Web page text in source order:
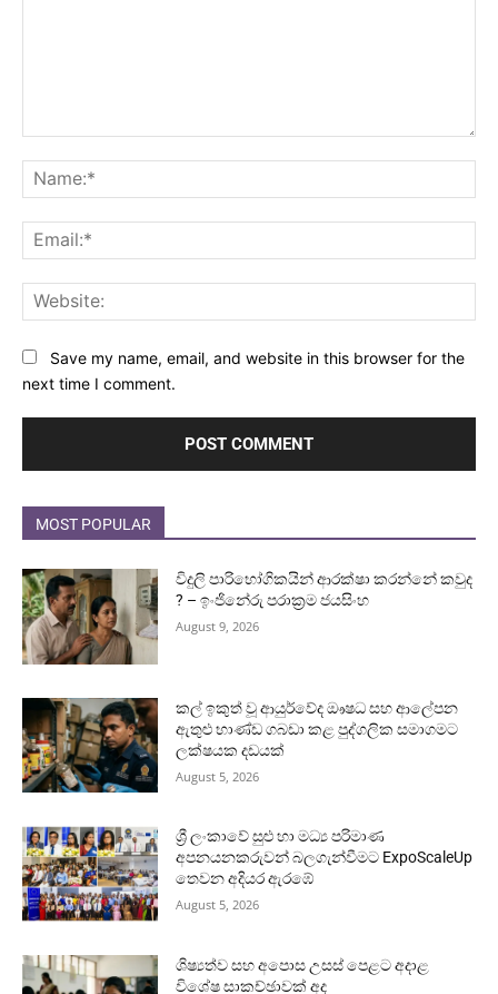
Save my name, email, and website in this browser for the
next time I comment.
MOST POPULAR
විදුලි පාරිභෝගිකයින් ආරක්ෂා කරන්නේ කවුද
? – ඉංජිනේරු පරාක්‍රම ජයසිංහ
August 9, 2026
කල් ඉකුත් වූ ආයුර්වේද ඖෂධ සහ ආලේපන
ඇතුළු භාණ්ඩ ගබඩා කළ පුද්ගලික සමාගමට
ලක්ෂයක දඩයක්
August 5, 2026
ශ්‍රී ලංකාවේ සුළු හා මධ්‍ය පරිමාණ
අපනයනකරුවන් බලගැන්වීමට ExpoScaleUp
තෙවන අදියර ඇරඹේ
August 5, 2026
ශිෂ්‍යත්ව සහ අපොස උසස් පෙළට අදාළ
විශේෂ සාකච්ඡාවක් අද